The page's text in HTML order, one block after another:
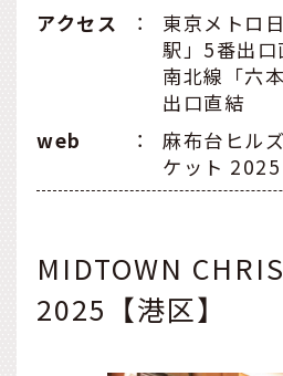
アクセス
：
東京メトロ
駅」5番出口
南北線「六
出口直結
web
：
麻布台ヒル
ケット
MIDTOWN
2025【港区】